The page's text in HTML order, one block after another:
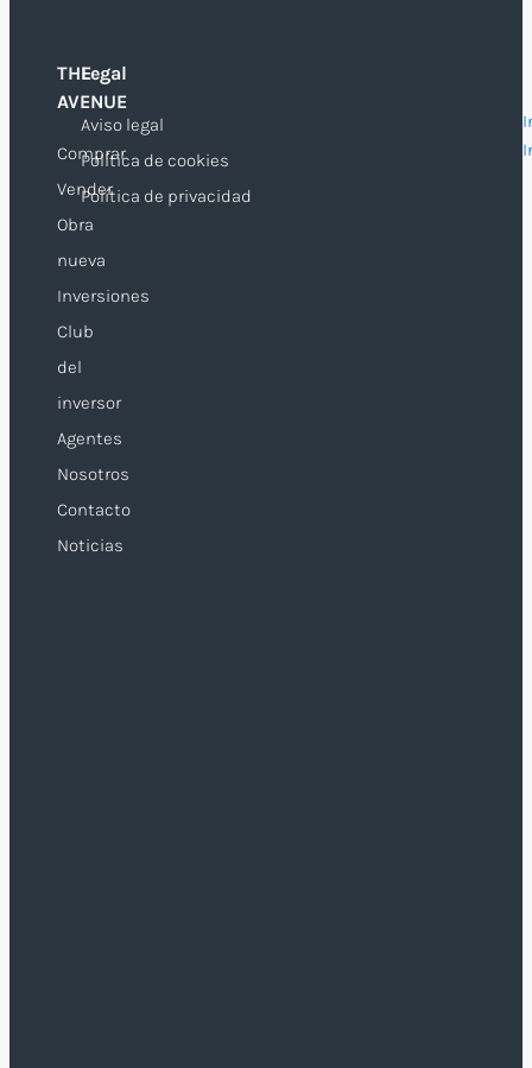
THE
AVENUE
Comprar
Vender
Obra
nueva
Inversiones
Club
del
inversor
Agentes
Nosotros
Contacto
Noticias
Legal
Aviso legal
Política de cookies
Política de privacidad